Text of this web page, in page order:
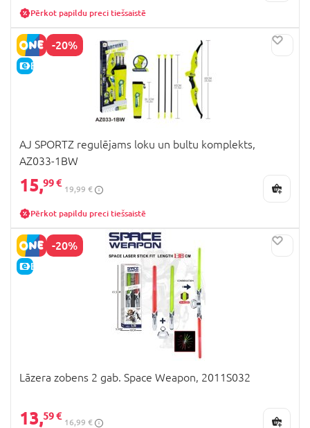
Pērkot papildu preci tiešsaistē
-20%
E-CENA
AJ SPORTZ regulējams loku un bultu komplekts,
AZ033-1BW
15,99 €
19,99 €
Pērkot papildu preci tiešsaistē
-20%
E-CENA
Lāzera zobens 2 gab. Space Weapon, 2011S032
13,59 €
16,99 €